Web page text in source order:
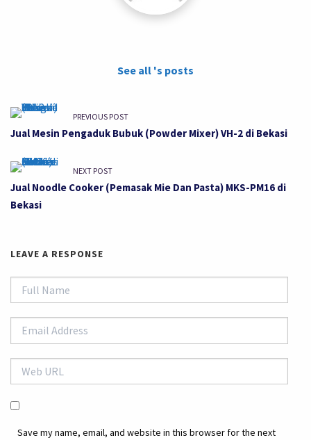
See all 's posts
PREVIOUS POST
Jual Mesin Pengaduk Bubuk (Powder Mixer) VH-2 di Bekasi
NEXT POST
Jual Noodle Cooker (Pemasak Mie Dan Pasta) MKS-PM16 di
Bekasi
LEAVE A RESPONSE
Save my name, email, and website in this browser for the next